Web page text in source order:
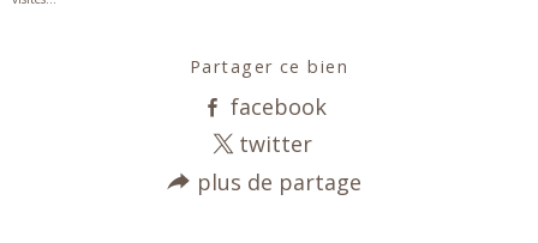
Partager ce bien
facebook
twitter
plus de partage